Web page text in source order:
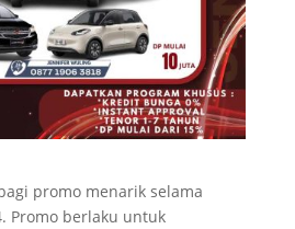
promo menarik selama
Promo berlaku untuk